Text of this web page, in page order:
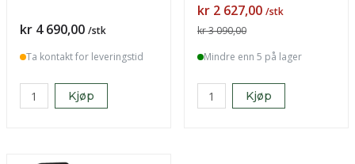
Pris
kr 4 690,00 /stk
Ta kontakt for leveringstid
Kjøp
Pris
kr 2 627,00 /stk
kr 3 090,00
Mindre enn 5 på lager
Kjøp